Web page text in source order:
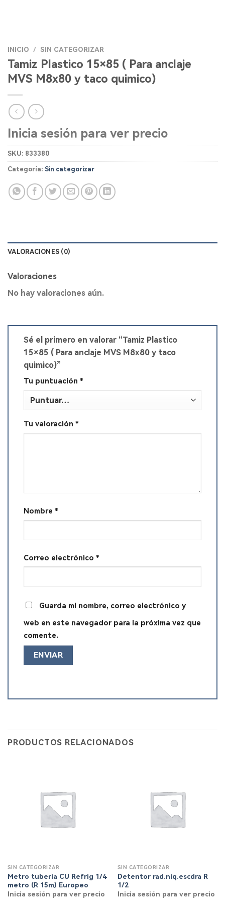
INICIO / SIN CATEGORIZAR
Tamiz Plastico 15×85 ( Para anclaje
MVS M8x80 y taco quimico)
Inicia sesión para ver precio
SKU: 833380
Categoría: Sin categorizar
VALORACIONES (0)
Valoraciones
No hay valoraciones aún.
Sé el primero en valorar “Tamiz Plastico
15×85 ( Para anclaje MVS M8x80 y taco
quimico)”
Tu puntuación *
Tu valoración *
Nombre *
Correo electrónico *
Guarda mi nombre, correo electrónico y
web en este navegador para la próxima vez que
comente.
PRODUCTOS RELACIONADOS
SIN CATEGORIZAR
Metro tuberia CU Refrig 1/4
metro (R 15m) Europeo
Inicia sesión para ver precio
SIN CATEGORIZAR
Detentor rad.niq.escdra R
1/2
Inicia sesión para ver precio